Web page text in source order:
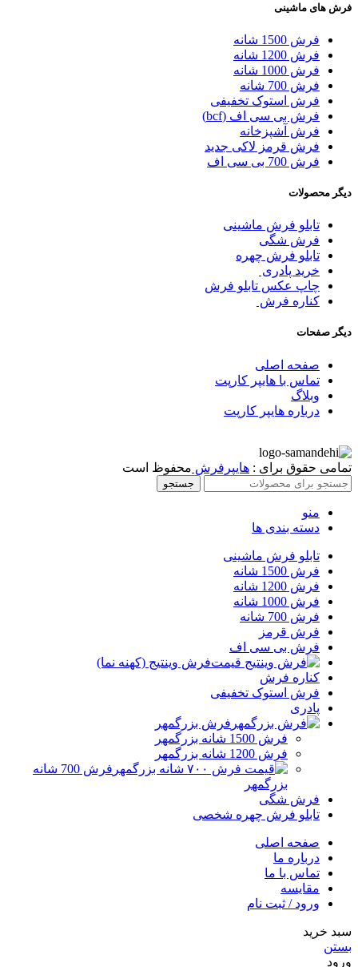
فرش های ماشینی
فرش 1500 شانه
فرش 1200 شانه
فرش 1000 شانه
فرش 700 شانه
فرش استوک تخفیفی
فرش بی سی اف (bcf)
فرش آشپزخانه
فرش قرمز لاکی جدید
فرش 700 بی سی اف
دیگر محصولات
تابلو فرش ماشینی
فرش شگی
تابلو فرش چهره
خرید پادری
چاپ عکس تابلو فرش
کناره فرش
دیگر صفحات
صفحه اصلی
تماس با هایپر کارپت
وبلاگ
درباره هایپر کارپت
تمامی حقوق برای : هایپرفرشمحفوظ است
جستجو
منو
دسته بندی ها
تابلو فرش ماشینی
فرش 1500 شانه
فرش 1200 شانه
فرش 1000 شانه
فرش 700 شانه
فرش قرمز
فرش بی سی اف
فرش وینتیج (کهنه نما)
کناره فرش
فرش استوک تخفیفی
پادری
فرش بزرگمهر
فرش 1500 شانه بزرگمهر
فرش 1200 شانه بزرگمهر
فرش 700 شانه
بزرگمهر
فرش شگی
تابلو فرش چهره شخصی
صفحه اصلی
درباره ما
تماس با ما
مقایسه
ورود / ثبت نام
سبد خرید
بستن
ورود